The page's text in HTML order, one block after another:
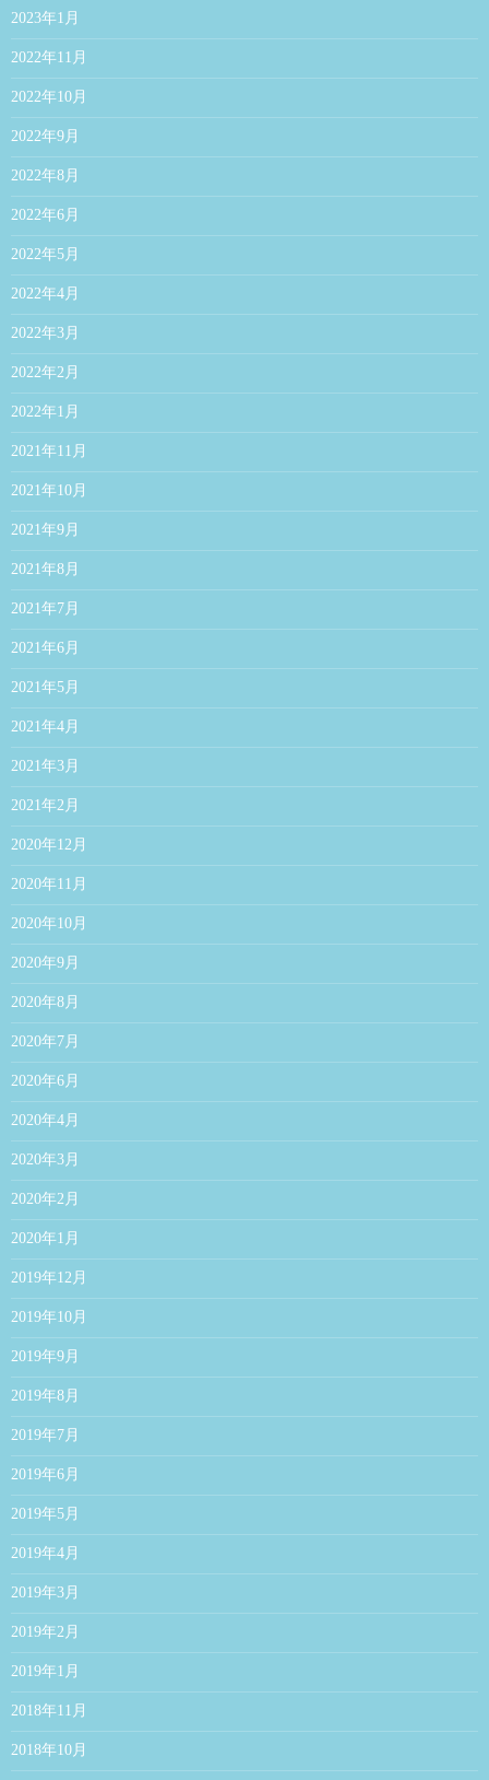
2023年1月
2022年11月
2022年10月
2022年9月
2022年8月
2022年6月
2022年5月
2022年4月
2022年3月
2022年2月
2022年1月
2021年11月
2021年10月
2021年9月
2021年8月
2021年7月
2021年6月
2021年5月
2021年4月
2021年3月
2021年2月
2020年12月
2020年11月
2020年10月
2020年9月
2020年8月
2020年7月
2020年6月
2020年4月
2020年3月
2020年2月
2020年1月
2019年12月
2019年10月
2019年9月
2019年8月
2019年7月
2019年6月
2019年5月
2019年4月
2019年3月
2019年2月
2019年1月
2018年11月
2018年10月